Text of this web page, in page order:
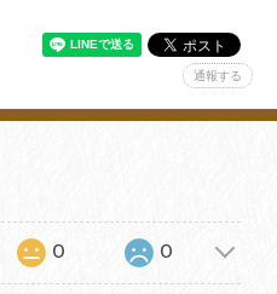
通報する
0 0